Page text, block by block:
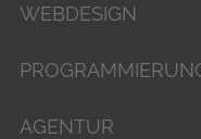
WEBDESIGN
AGENTUR